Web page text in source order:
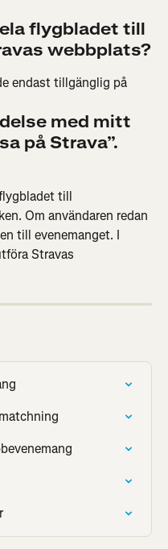
flygbladet till
webbplats?
endast tillgänglig på
med mitt
på Strava”.
till
Om användaren redan
till evenemanget. I
Stravas